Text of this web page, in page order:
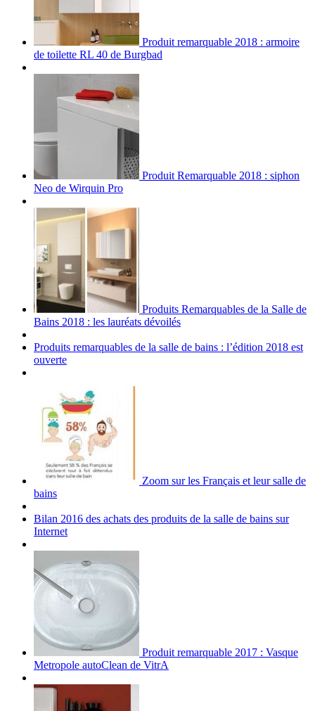
Produit remarquable 2018 : armoire
de toilette RL 40 de Burgbad
Produit Remarquable 2018 : siphon
Neo de Wirquin Pro
Produits Remarquables de la Salle de
Bains 2018 : les lauréats dévoilés
Produits remarquables de la salle de bains : l’édition 2018 est
ouverte
Zoom sur les Français et leur salle de
bains
Bilan 2016 des achats des produits de la salle de bains sur
Internet
Produit remarquable 2017 : Vasque
Metropole autoClean de VitrA